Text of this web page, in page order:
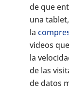
de que
una
la
videos
la
de las
de datos